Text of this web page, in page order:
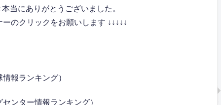
当にありがとうございました。
のクリックをお願いします ↓↓↓↓↓
報ランキング）
ンター情報ランキング）